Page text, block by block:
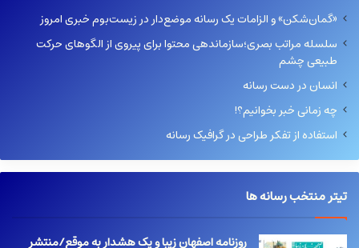
«گمان‌شکن» و الزامات یک رسانه موضع‌دار در زیست‌بوم خبری امروز
سلسله مراتب بصری؛سازماندهی محتوا برای پیروی از الگوهای حرکت
طبیعی چشم
انسان در دست رسانه
چه زمانی خبر بخوانیم؟!
استفاده از تفکر طراحی در گرافیک رسانه
تیتر منتخب رسانه ها
روزنامه اصفهان زیبا و یک هشدار به موقع/منتشر